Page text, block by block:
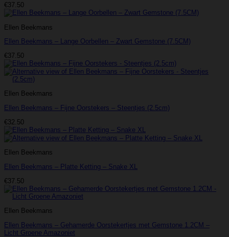
€37.50
Ellen Beekmans
Ellen Beekmans – Lange Oorbellen – Zwart Gemstone (7.5CM)
€37.50
Ellen Beekmans
Ellen Beekmans – Fijne Oorstekers – Steentjes (2.5cm)
€32.50
Ellen Beekmans
Ellen Beekmans – Platte Ketting – Snake XL
€37.50
Ellen Beekmans
Ellen Beekmans – Gehamerde Oorstekertjes met Gemstone 1.2CM –
Licht Groene Amazoniet